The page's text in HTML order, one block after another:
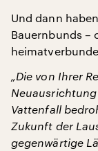
Und dann
Bauernbunds –
„Die von Ihrer
Vattenfall
Zukunft der
gegenwärtige